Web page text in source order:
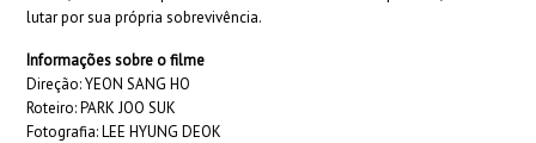
lutar por sua própria sobrevivência.
Informações sobre o filme
Direção: YEON SANG HO
Roteiro: PARK JOO SUK
Fotografia: LEE HYUNG DEOK